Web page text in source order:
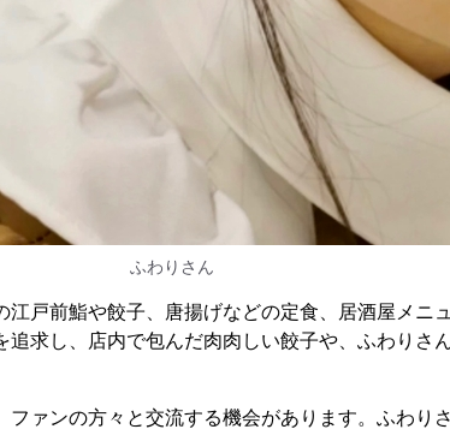
ふわりさん
江戸前鮨や餃子、唐揚げなどの定食、居酒屋メニ
追求し、店内で包んだ肉肉しい餃子や、ふわりさ
ファンの方々と交流する機会があります。ふわり